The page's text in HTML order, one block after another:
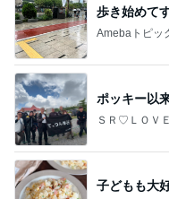
歩き始めて
Amebaトピッ
ポッキー以
ＳＲ♡ＬＯＶ
子どもも大